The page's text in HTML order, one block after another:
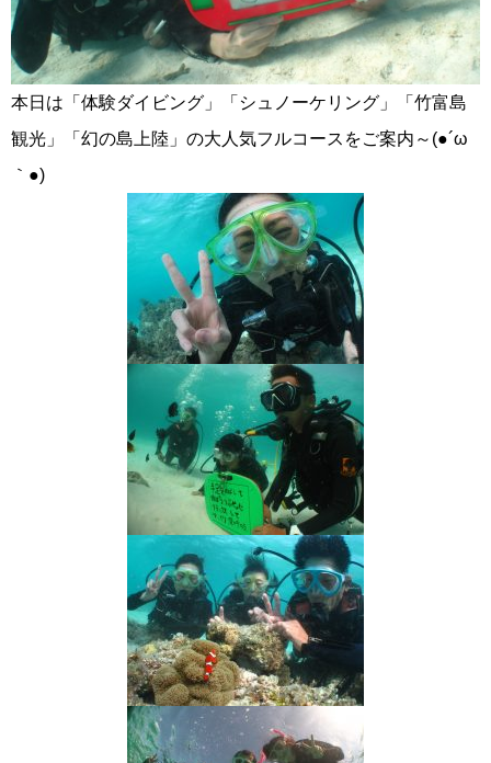
本日は「体験ダイビング」「シュノーケリング」「竹富島
観光」「幻の島上陸」の大人気フルコースをご案内～(●´ω
｀●)